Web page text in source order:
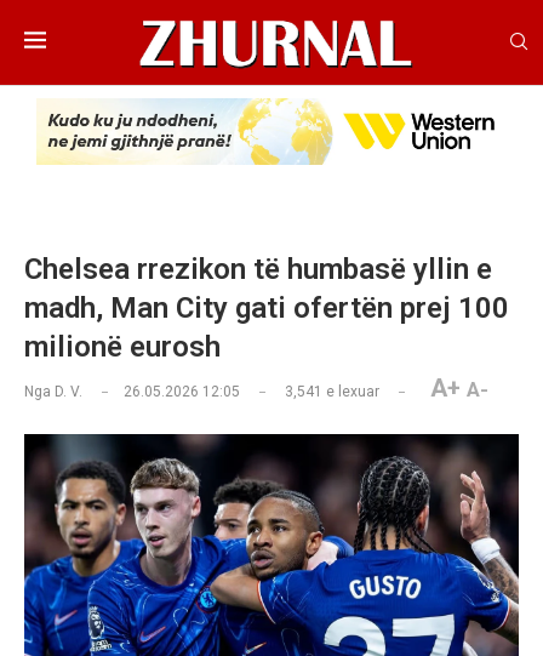
Chelsea rrezikon të humbasë yllin e
madh, Man City gati ofertën prej 100
milionë eurosh
Nga D. V. 26.05.2026 12:05 3,541 e lexuar A+ A-